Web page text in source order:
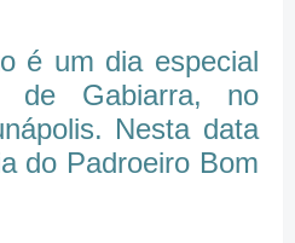
é um dia especial
de Gabiarra, no
Nesta data
do Padroeiro Bom